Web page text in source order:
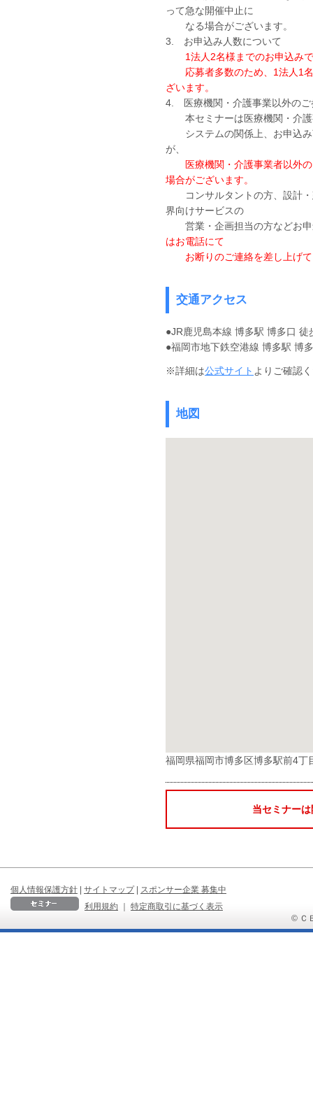
って急な開催中止に
なる場合がございます。
3. お申込み人数について
1法人2名様までのお申込み
応募者多数のため、1法人1名
ざいます。
4. 医療機関・介護事業以外のご
本セミナーは医療機関・介護
システムの関係上、お申込み
が、
医療機関・介護事業者以外
場合がございます。
コンサルタントの方、設計・
界向けサービスの
営業・企画担当の方などお申
はお電話にて
お断りのご連絡を差し上げて
交通アクセス
●JR鹿児島本線 博多駅 博多口 徒
●福岡市地下鉄空港線 博多駅 博
※詳細は公式サイト よりご確認
地図
福岡県福岡市博多区博多駅前4
当セミナー
個人情報保護方針 | サイトマップ | スポンサー企業 募集中
利用規約
｜
特定商取引に基づく表示
© Ｃ